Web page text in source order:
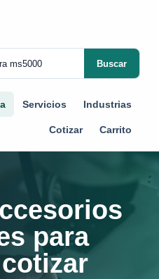
Buscar
Servicios Industrias
Cotizar Carrito
para